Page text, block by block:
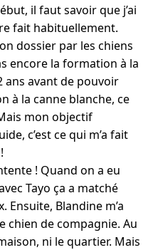
il faut savoir que j’ai
fait habituellement.
dossier par les chiens
encore la formation à la
ans avant de pouvoir
à la canne blanche, ce
mon objectif
c’est ce qui m’a fait
! Quand on a eu
Tayo ça a matché
Blandine m’a
chien de compagnie. Au
ni le quartier. Mais